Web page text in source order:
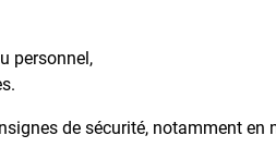
personnel,
de sécurité, notamment en